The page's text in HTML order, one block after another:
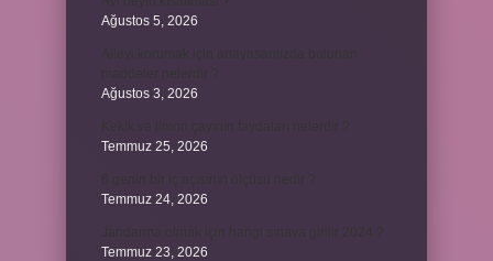
Ağustos 5, 2026
Ağustos 3, 2026
Temmuz 25, 2026
Temmuz 24, 2026
Temmuz 23, 2026